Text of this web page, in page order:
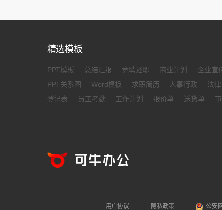
精选模板
PPT模板 总结汇报 竞聘述职 商业计划
企业宣
PPT关系图
Word模板 求职简历 人事行政
法
登记表
员工考勤 工作计划 报价单 送货单
用户协议 隐私政策 公安